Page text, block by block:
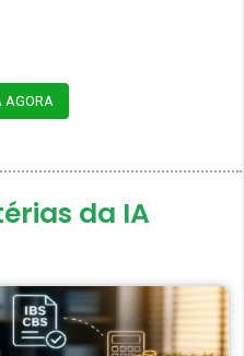
AGORA
da IA